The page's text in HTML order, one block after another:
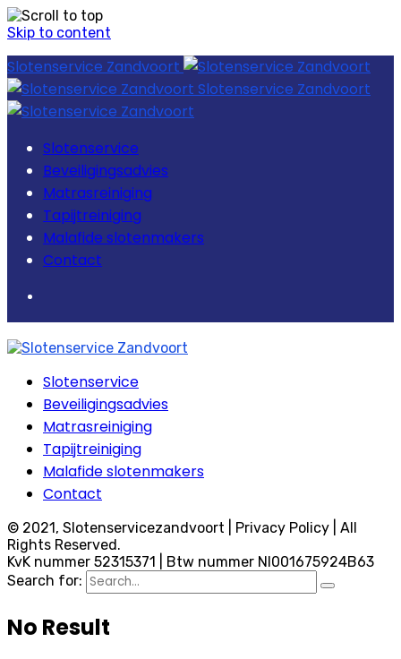
Skip to content
Slotenservice Zandvoort
Slotenservice Zandvoort
Slotenservice
Beveiligingsadvies
Matrasreiniging
Tapijtreiniging
Malafide slotenmakers
Contact
Slotenservice
Beveiligingsadvies
Matrasreiniging
Tapijtreiniging
Malafide slotenmakers
Contact
© 2021, Slotenservicezandvoort | Privacy Policy | All
Rights Reserved.
KvK nummer 52315371 | Btw nummer Nl001675924B63
Search for:
No Result